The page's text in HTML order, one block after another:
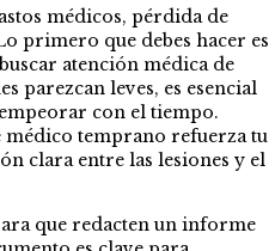
médicos, pérdida de
primero que debes hacer es
atención médica de
parezcan leves, es esencial
con el tiempo.
temprano refuerza tu
clara entre las lesiones y el
que redacten un informe